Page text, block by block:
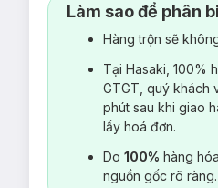
Làm sao để phân
Hàng trộn sẽ
Tại Hasaki, 100%
GTGT, quý khách
phút sau khi giao
lấy hoá đơn.
Do 100% hàng
nguồn gốc rõ ràng.